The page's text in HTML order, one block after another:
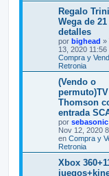
Regalo
Wega de
detalles
por bighead »
13, 2020
Compra y
Retronia
(Vendo o
permuto)TV
Thomson
entrada
por sebasonic
Nov 12, 2020
en Compra y
Retronia
Xbox